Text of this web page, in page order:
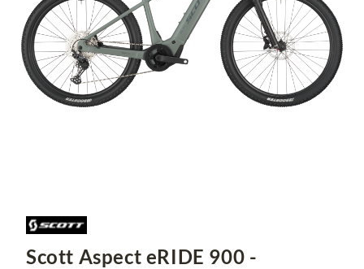
Scott Aspect eRIDE 900 -